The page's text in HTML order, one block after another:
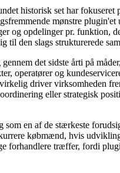
historisk set har
mønstre
og opdelinger pr. funktion,
den slags strukturerede
det sidste årti på
operatører og
driver virksomheden
eller strategisk
en af ​​de stærkeste
købmænd, hvis
forhandlere træffer, fordi